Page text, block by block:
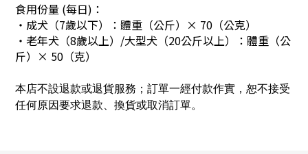
食用份量 (每日)：
・ 成犬（7歲以下）：體重（公斤）× 70（公克）
・老年犬（8歲以上）/大型犬（20公斤以上）：體重（公
斤）× 50（克）
本店不設退款或退貨服務；訂單一經付款作實，恕不接受
任何原因要求退款、換貨或取消訂單。